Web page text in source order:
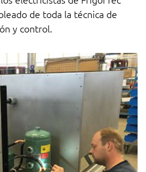
de toda la técnica de
y control.